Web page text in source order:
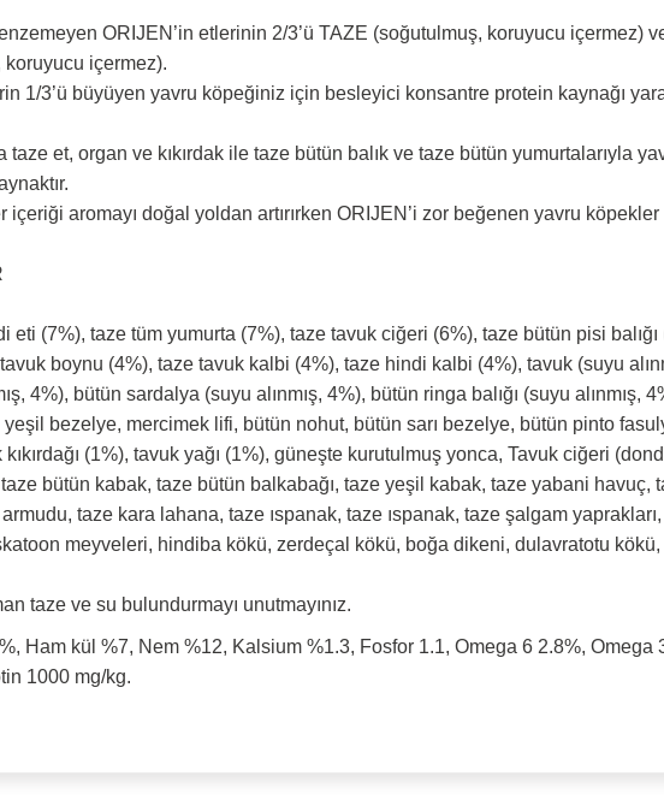
ORIJEN’in etlerinin 2/3’ü TAZE (soğutulmuş, koruyucu içermez)
içermez).
1/3’ü büyüyen yavru köpeğiniz için besleyici konsantre protein kaynağı
et, organ ve kıkırdak ile taze bütün balık ve taze bütün yumurtalarıyla
aromayı doğal yoldan artırırken ORIJEN’i zor beğenen yavru
eti (7%), taze tüm yumurta (7%), taze tavuk ciğeri (6%), taze bütün pisi
boynu (4%), taze tavuk kalbi (4%), taze hindi kalbi (4%), tavuk (suyu
4%), bütün sardalya (suyu alınmış, 4%), bütün ringa balığı (suyu alınmış,
bezelye, mercimek lifi, bütün nohut, bütün sarı bezelye, bütün pinto
(1%), tavuk yağı (1%), güneşte kurutulmuş yonca, Tavuk ciğeri
bütün kabak, taze bütün balkabağı, taze yeşil kabak, taze yabani havuç,
armudu, taze kara lahana, taze ıspanak, taze ıspanak, taze şalgam
meyveleri, hindiba kökü, zerdeçal kökü, boğa dikeni, dulavratotu
taze ve su bulundurmayı unutmayınız.
Ham kül %7, Nem %12, Kalsium %1.3, Fosfor 1.1, Omega 6 2.8%, Omega
1000 mg/kg.